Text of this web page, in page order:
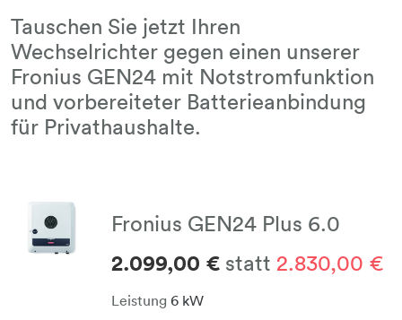
Tauschen Sie jetzt Ihren
Wechselrichter gegen einen unserer
Fronius GEN24 mit Notstromfunktion
und vorbereiteter Batterieanbindung
für Privathaushalte.
Fronius GEN24 Plus 6.0
2.099,00 € ​​​​​​​ statt 2.830,00 €
Leistung ​​​​​​​ 6 kW